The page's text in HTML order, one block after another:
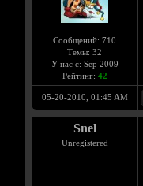
Сообщений: 710
Темы: 32
У нас с: Sep 2009
Рейтинг: 42
05-20-2010, 01:45 AM
Snel
Unregistered